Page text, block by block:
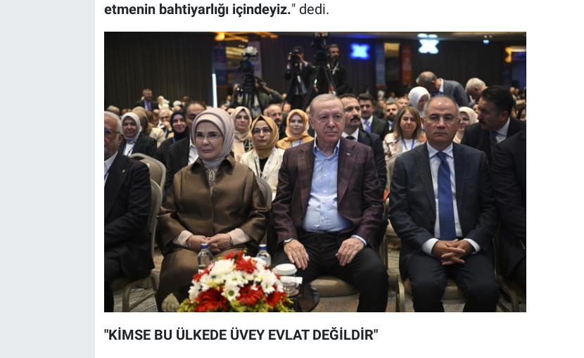
etmenin bahtiyarlığı içindeyiz." dedi.
"KİMSE BU ÜLKEDE ÜVEY EVLAT DEĞİLDİR"